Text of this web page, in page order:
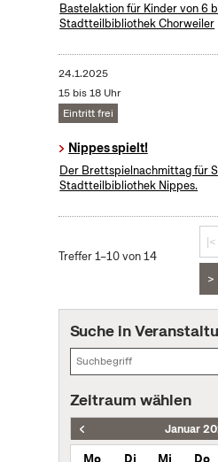
Bastelaktion für Kinder von 6
Stadtteilbibliothek Chorweiler
24.1.2025
15 bis 18 Uhr
Eintritt frei
Nippes spielt!
Der Brettspielnachmittag für
Stadtteilbibliothek Nippes.
Treffer 1–10 von 14
|<
>
Suche in
Zeitraum wählen
Januar